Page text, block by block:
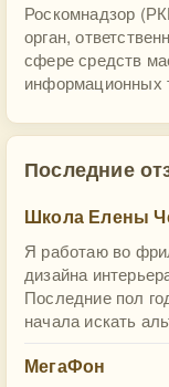
Роскомнадзор
орган,
сфере средств
информационных
Последние
Школа Елены
Я работаю во
дизайна
Последние пол
начала искать
МегаФон